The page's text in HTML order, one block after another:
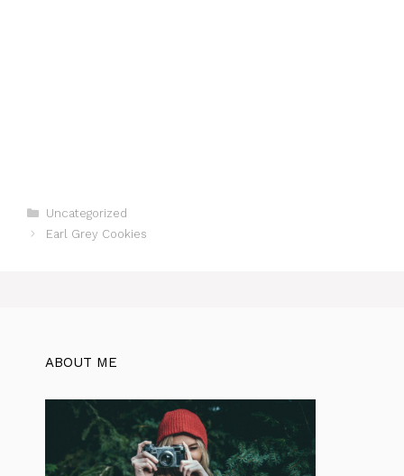
Categorias
Uncategorized
Earl Grey Cookies
ABOUT ME